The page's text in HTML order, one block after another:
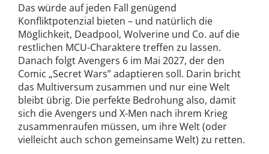
Das würde auf jeden Fall genügend
Konfliktpotenzial bieten – und natürlich die
Möglichkeit, Deadpool, Wolverine und Co. auf die
restlichen MCU-Charaktere treffen zu lassen.
Danach folgt Avengers 6 im Mai 2027, der den
Comic „Secret Wars” adaptieren soll. Darin bricht
das Multiversum zusammen und nur eine Welt
bleibt übrig. Die perfekte Bedrohung also, damit
sich die Avengers und X-Men nach ihrem Krieg
zusammenraufen müssen, um ihre Welt (oder
vielleicht auch schon gemeinsame Welt) zu retten.